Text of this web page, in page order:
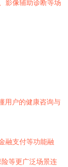
影像辅助诊断等场
用户的健康咨询与
融支付等功能融
等更广泛场景连